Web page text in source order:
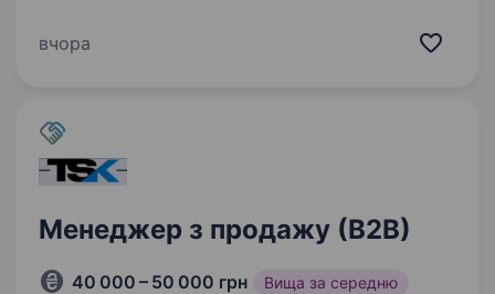
створюємо технологічні продукти, ми задаємо
та трансформують…
вчора
Менеджер з продажу (В2В)
40 000 – 50 000 грн Вища за середню